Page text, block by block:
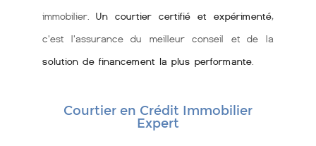
immobilier. Un courtier certifié et expérimenté,
c'est l'assurance du meilleur conseil et de la
solution de financement la plus performante
Courtier en Crédit Immobilier
Expert